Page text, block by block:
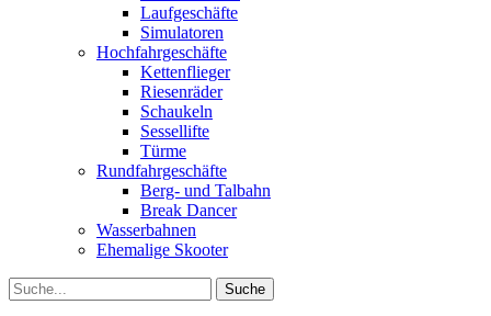
Laufgeschäfte
Simulatoren
Hochfahrgeschäfte
Kettenflieger
Riesenräder
Schaukeln
Sessellifte
Türme
Rundfahrgeschäfte
Berg- und Talbahn
Break Dancer
Wasserbahnen
Ehemalige Skooter